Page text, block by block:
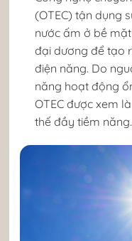
(OTEC) tận dụng
nước ấm ở bề
đại dương để tạo
điện năng. Do
năng hoạt động
OTEC được xem
thế đầy tiềm năng.